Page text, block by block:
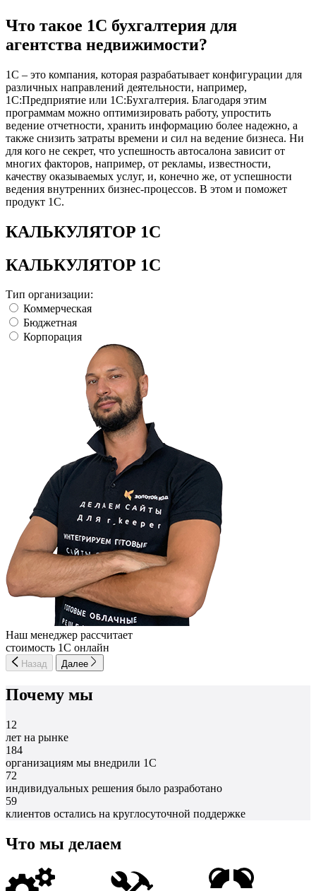
Что такое 1С бухгалтерия для
агентства недвижимости?
1С – это компания, которая разрабатывает конфигурации для
различных направлений деятельности, например,
1С:Предприятие или 1С:Бухгалтерия. Благодаря этим
программам можно оптимизировать работу, упростить
ведение отчетности, хранить информацию более надежно, а
также снизить затраты времени и сил на ведение бизнеса. Ни
для кого не секрет, что успешность автосалона зависит от
многих факторов, например, от рекламы, известности,
качеству оказываемых услуг, и, конечно же, от успешности
ведения внутренних бизнес-процессов. В этом и поможет
продукт 1С.
КАЛЬКУЛЯТОР 1С
КАЛЬКУЛЯТОР 1С
Тип организации:
Коммерческая
Бюджетная
Корпорация
Наш менеджер рассчитает
стоимость 1С онлайн
Назад Далее
Почему мы
12
лет на рынке
184
организациям мы внедрили 1С
72
индивидуальных решения было разработано
59
клиентов остались на круглосуточной поддержке
Что мы делаем